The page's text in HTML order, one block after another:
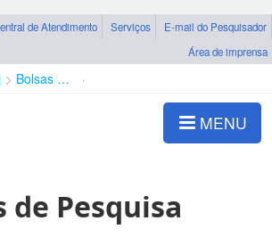
de Atendimento Serviços
E-mail do Pesquisador
Área de imprensa
Bolsas e Auxílios Vigentes
MENU
de Pesquisa